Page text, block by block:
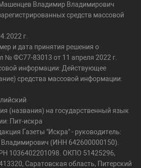
Владимир Владимирович
средств массовой
г.
и дата принятия решения о
№ ФС77-83013 от 11 апреля 2022 г.
информации: Действующее
средства массовой информации:
(названия) на государственный язык
Пит-искра
Газеты "Искра" - руководитель:
(ИНН 642600000150).
1036402201098. ОКПО 51425296,
Саратовская область, Питерский